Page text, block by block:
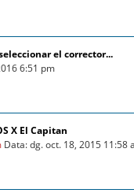
el corrector...
6:51 pm
X El Capitan
Data: dg. oct. 18, 2015 11:58